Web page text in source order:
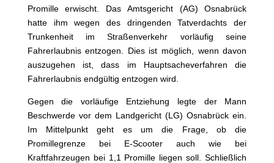
Promille erwischt. Das Amtsgericht (AG) Osnabrück
hatte ihm wegen des dringenden Tatverdachts der
Trunkenheit im Straßenverkehr vorläufig seine
Fahrerlaubnis entzogen. Dies ist möglich, wenn davon
auszugehen ist, dass im Hauptsacheverfahren die
Fahrerlaubnis endgültig entzogen wird.
Gegen die vorläufige Entziehung legte der Mann
Beschwerde vor dem Landgericht (LG) Osnabrück ein.
Im Mittelpunkt geht es um die Frage, ob die
Promillegrenze bei E-Scooter auch wie bei
Kraftfahrzeugen bei 1,1 Promille liegen soll. Schließlich